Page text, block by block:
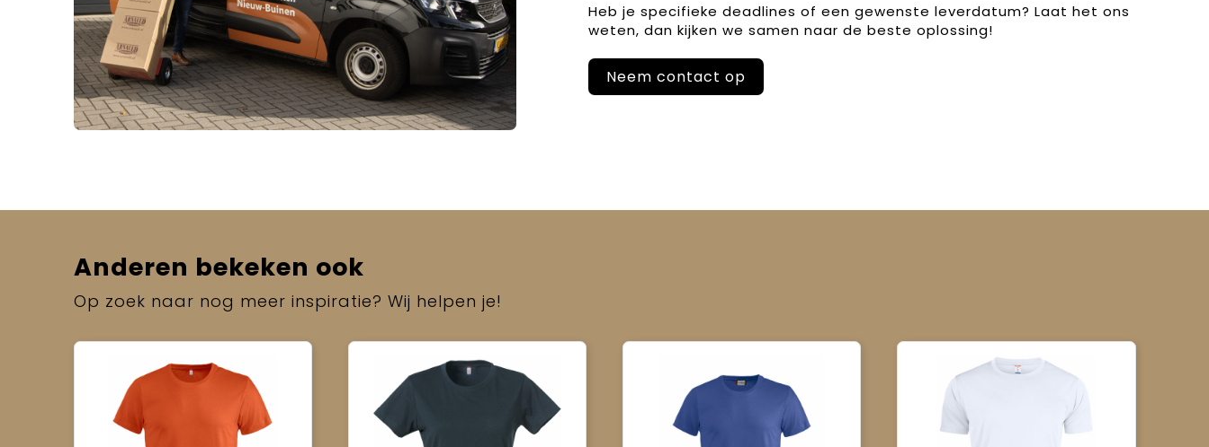
Heb je specifieke deadlines of een gewenste leverdatum? Laat het ons
weten, dan kijken we samen naar de beste oplossing!
Neem contact op
Anderen bekeken ook
Op zoek naar nog meer inspiratie? Wij helpen je!